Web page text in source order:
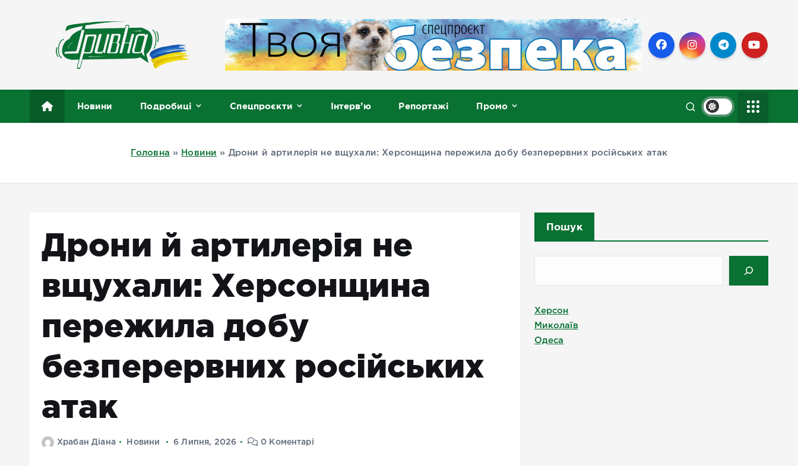
о
с
Новини Подробиці Спецпроєкти Інтерв’ю Репортажі Промо
Головна » Новини » Дрони й артилерія не вщухали: Херсонщина пережила добу безперервних російських атак
Дрони й артилерія не
вщухали: Херсонщина
пережила добу
безперервних російських
атак
Храбан Діана Новини 6 Липня, 2026 0 Коментарі
Пошук
Херсон
Миколаїв
Одеса